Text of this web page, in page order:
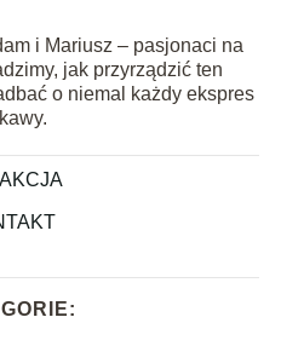
i Mariusz – pasjonaci na
jak przyrządzić ten
o niemal każdy ekspres